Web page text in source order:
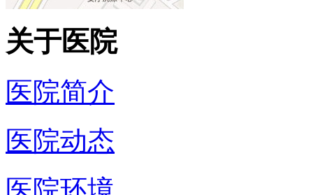
关于医院
医院简介
医院动态